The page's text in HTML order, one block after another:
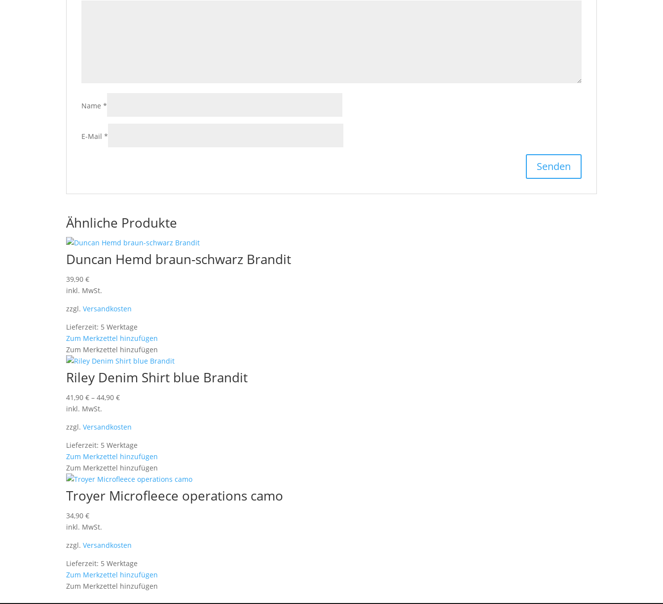
Name*
E-Mail*
Ähnliche Produkte
Duncan Hemd braun-schwarz Brandit
39,90€
inkl. MwSt.
zzgl.Versandkosten
Lieferzeit: 5 Werktage
Zum Merkzettel hinzufügen
Zum Merkzettel hinzufügen
Riley Denim Shirt blue Brandit
41,90€ –44,90€
inkl. MwSt.
zzgl.Versandkosten
Lieferzeit: 5 Werktage
Zum Merkzettel hinzufügen
Zum Merkzettel hinzufügen
Troyer Microfleece operations camo
34,90€
inkl. MwSt.
zzgl.Versandkosten
Lieferzeit: 5 Werktage
Zum Merkzettel hinzufügen
Zum Merkzettel hinzufügen